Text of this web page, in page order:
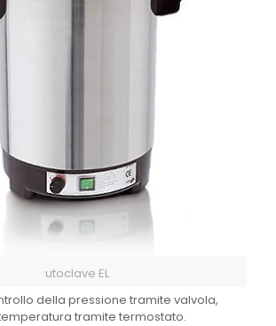
utoclave EL
della pressione tramite valvola,
tramite termostato.